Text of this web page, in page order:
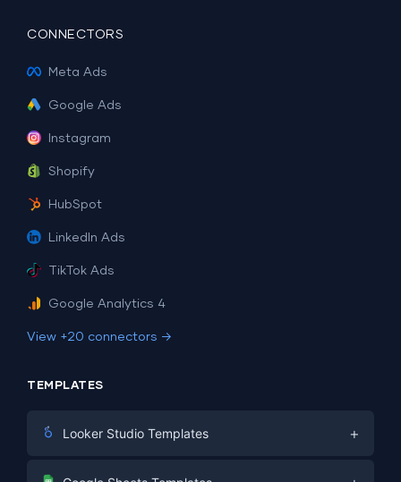
CONNECTORS
Meta Ads
Google Ads
Instagram
Shopify
HubSpot
LinkedIn Ads
TikTok Ads
Google Analytics 4
View +20 connectors →
TEMPLATES
Looker Studio Templates +
Digital Marketing